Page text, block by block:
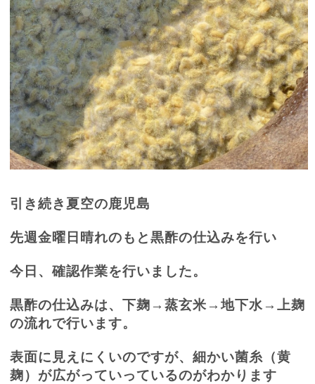
引き続き夏空の鹿児島
先週金曜日晴れのもと黒酢の仕込みを行い
今日、確認作業を行いました。
黒酢の仕込みは、下麹→蒸玄米→地下水→上麹
の流れで行います。
表面に見えにくいのですが、細かい菌糸（黄
麹）が広がっていっているのがわかります